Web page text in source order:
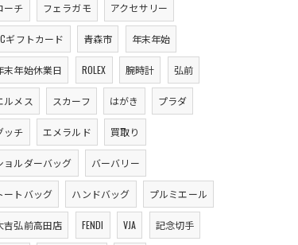
ーチ フェラガモ アクセサリー
ギフトカード 青森市 年末年始
末年始休業日 ROLEX 腕時計 弘前
ルメス スカーフ はがき プラダ
ッチ エメラルド 買取り
ョルダーバッグ バーバリー
ートバッグ ハンドバッグ プルミエール
吉弘前高田店 FENDI VJA 記念切手